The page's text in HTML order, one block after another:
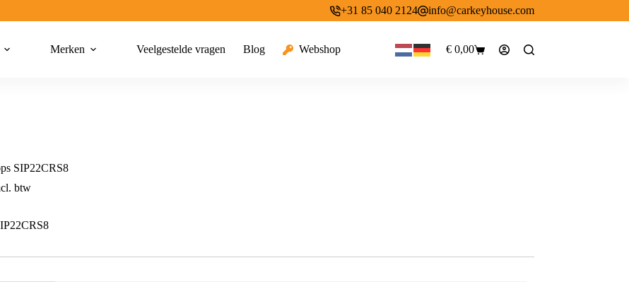
+31 85 040 2124 info@carkeyhouse.com
Merken Veelgestelde vragen Blog Webshop Winkelwagen
€0,00
SIP22CRS8
btw